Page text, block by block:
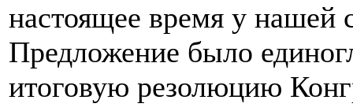
настоящее время у нашей
Предложение было
итоговую резолюцию